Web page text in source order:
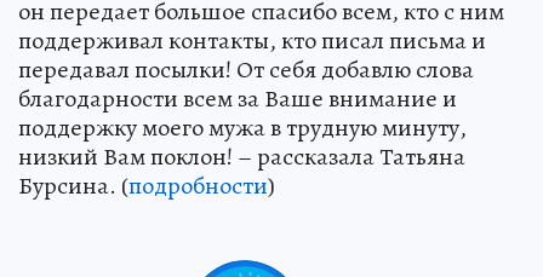
он передает большое спасибо всем, кто с ним
поддерживал контакты, кто писал письма и
передавал посылки! От себя добавлю слова
благодарности всем за Ваше внимание и
поддержку моего мужа в трудную минуту,
низкий Вам поклон! – рассказала Татьяна
Бурсина. (подробности)